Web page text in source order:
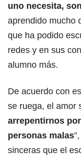
uno necesita,
aprendido mucho
que ha podido
redes y en sus
alumno más.
De acuerdo con
se ruega, el amor
arrepentirnos
personas malas
sinceras que el